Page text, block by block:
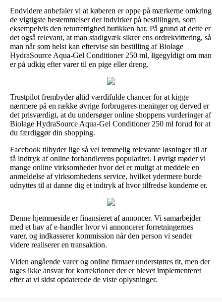
Endvidere anbefaler vi at køberen er oppe på mærkerne omkring
de vigtigste bestemmelser der indvirker på bestillingen, som
eksempelvis den returrettighed butikken har. På grund af dette er
det også relevant, at man stadigvæk sikrer ens ordrekvittering, så
man når som helst kan eftervise sin bestilling af Biolage
HydraSource Aqua-Gel Conditioner 250 ml, ligegyldigt om man
er på udkig efter varer til en pige eller dreng.
Trustpilot frembyder altid værdifulde chancer for at kigge
nærmere på en række øvrige forbrugeres meninger og derved er
det prisværdigt, at du undersøger online shoppens vurderinger af
Biolage HydraSource Aqua-Gel Conditioner 250 ml forud for at
du færdiggør din shopping.
Facebook tilbyder lige så vel temmelig relevante løsninger til at
få indtryk af online forhandlerens popularitet. I øvrigt møder vi
mange online virksomheder hvor det er muligt at meddele en
anmeldelse af virksomhedens service, hvilket ydermere burde
udnyttes til at danne dig et indtryk af hvor tilfredse kunderne er.
Denne hjemmeside er finansieret af annoncer. Vi samarbejder
med et hav af e-handler hvor vi annoncerer forretningernes
varer, og indkasserer kommission når den person vi sender
videre realiserer en transaktion.
Viden angående varer og online firmaer understøttes tit, men der
tages ikke ansvar for korrektioner der er blevet implementeret
efter at vi sidst opdaterede de viste oplysninger.